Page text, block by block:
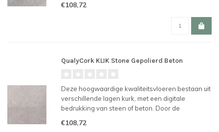
makkelijk te plaatsen en te hergebruiken.
€108,72
QualyCork KLIK Stone Gepolierd Beton
Deze hoogwaardige kwaliteitsvloeren bestaan uit
verschillende lagen kurk, met een digitale
bedrukking van steen of beton. Door de
makkelijk te plaatsen en te hergebruiken.
€108,72